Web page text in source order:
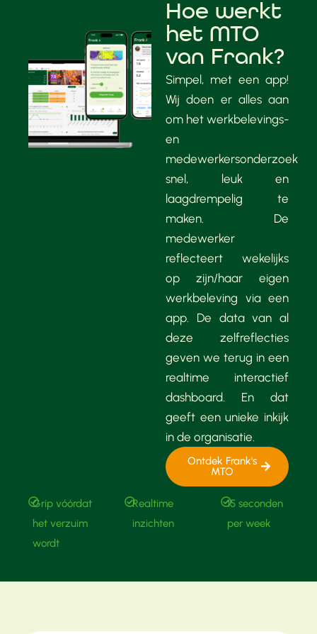
Hoe werkt
het MTO
van Frank?
Simpel, met een app!
Wij doen er alles aan
om het werkbelevings-
en
medewerkersonderzoek
snel, leuk en
laagdrempelig te
maken. De
medewerker
reflecteert wekelijks
op zijn/haar eigen
werkbeleving via een
app. De data van al
deze zelfreflecties
geven we terug in een
realtime interactief
dashboard. En dat
geeft een unieke inkijk
in de organisatie.
Ontdek Frank's
MTO
Grip vóórdat
het verzuim
wordt
Realtime
inzichten
15 seconden
per week